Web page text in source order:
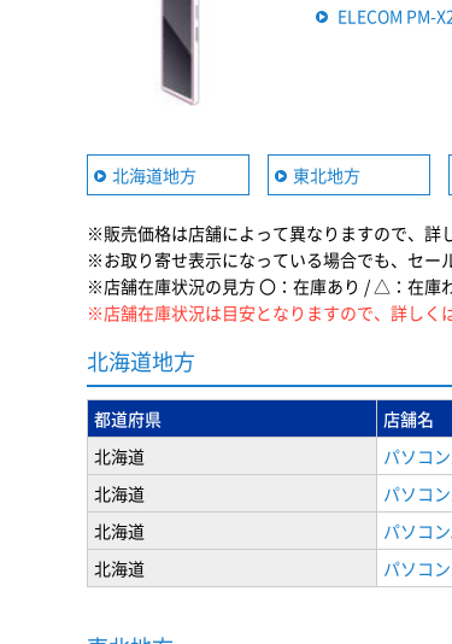
ELECOM PM-
北海道地方 東北地方
※販売価格は店舗によって異なりますので、詳
※お取り寄せ表示になっている場合でも、セー
※店舗在庫状況の見方 〇：在庫あり / △：在庫
※店舗在庫状況は目安となりますので、詳しく
北海道地方
都道府県 店舗名
北海道
パソコ
北海道
パソコ
北海道
パソコ
北海道
パソコ